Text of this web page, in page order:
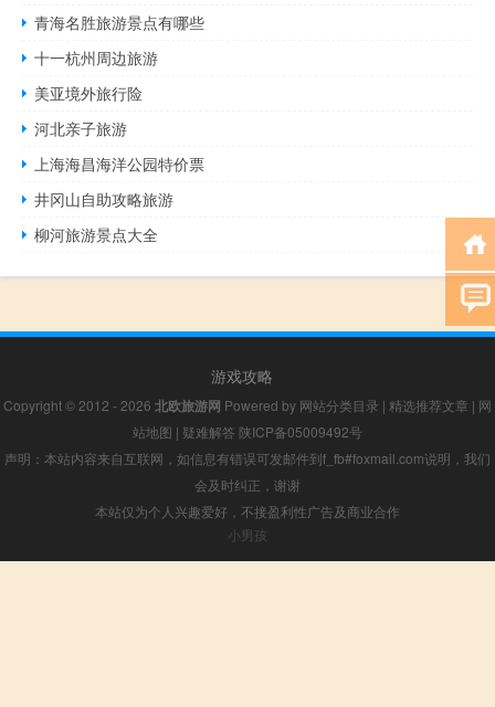
青海名胜旅游景点有哪些
十一杭州周边旅游
美亚境外旅行险
河北亲子旅游
上海海昌海洋公园特价票
井冈山自助攻略旅游
柳河旅游景点大全
游戏攻略
Copyright © 2012 - 2026 北欧旅游网 Powered by 网站分类目录 | 精选推荐文章 | 网
站地图 | 疑难解答 陕ICP备05009492号
声明：本站内容来自互联网，如信息有错误可发邮件到f_fb#foxmail.com说明，我们
会及时纠正，谢谢
本站仅为个人兴趣爱好，不接盈利性广告及商业合作
小男孩